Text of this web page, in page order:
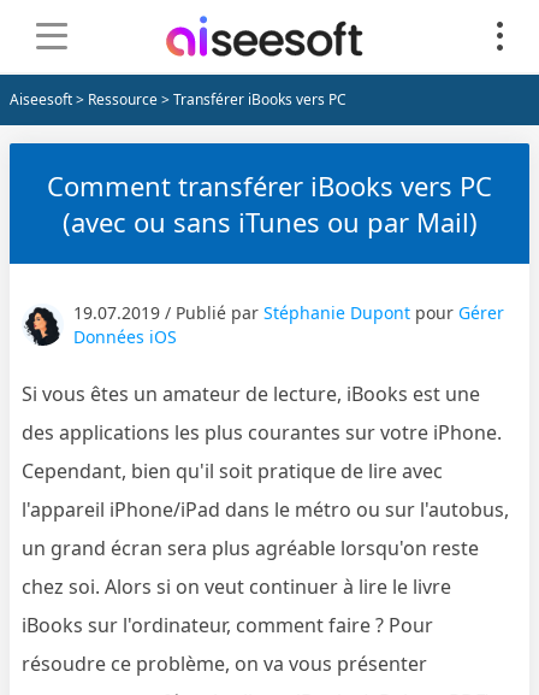
Aiseesoft> Ressource> Transférer iBooks vers PC
Comment transférer iBooks vers PC
(avec ou sans iTunes ou par Mail)
19.07.2019 / Publié parStéphanie Dupont pourGérer
Données iOS
Si vous êtes un amateur de lecture, iBooks est une
des applications les plus courantes sur votre iPhone.
Cependant, bien qu'il soit pratique de lire avec
l'appareil iPhone/iPad dans le métro ou sur l'autobus,
un grand écran sera plus agréable lorsqu'on reste
chez soi. Alors si on veut continuer à lire le livre
iBooks sur l'ordinateur, comment faire ? Pour
résoudre ce problème, on va vous présenter